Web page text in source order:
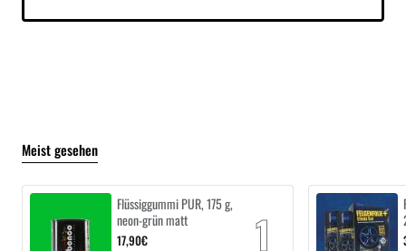
Meist gesehen
Flüssiggummi PUR, 175 g,
neon-grün matt
17,90€